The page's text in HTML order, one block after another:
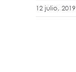
12 julio, 2019